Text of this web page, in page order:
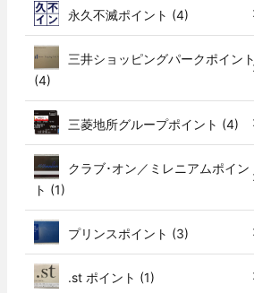
永久不滅ポイント (4)
三井ショッピングパークポイント
(4)
三菱地所グループポイント (4)
クラブ･オン／ミレニアムポイン
ト (1)
プリンスポイント (3)
.st ポイント (1)